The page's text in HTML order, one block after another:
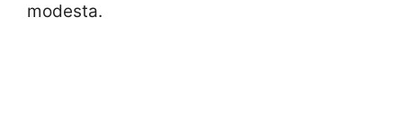
modesta.